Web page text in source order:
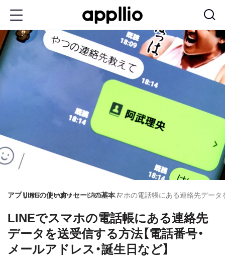
ン
コ
ン
に
移
アプリオLINEの使い方
トークメッセージの基本LINEでスマホの電話帳にある連絡先データ
LINEでスマホの電話帳にある連絡先
データを送受信する方法【電話番号・
メールアドレス・誕生日など】